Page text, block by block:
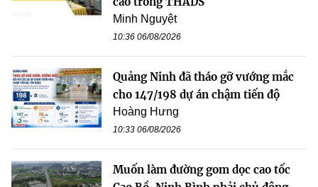
Minh Nguyệt
10:36 06/08/2026
Quảng Ninh đã tháo gỡ vướng mắc
cho 147/198 dự án chậm tiến độ
Hoàng Hưng
10:33 06/08/2026
Muốn làm đường gom dọc cao tốc